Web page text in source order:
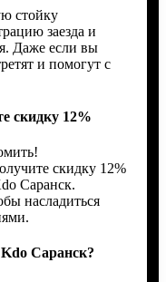
стойку
заезда и
Даже если вы
и помогут с
скидку 12%
скидку 12%
Саранск.
насладиться
Саранск?